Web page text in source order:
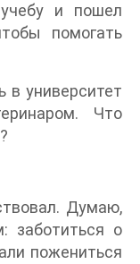
и пошел
помогать
в университет
Что
Думаю,
заботиться о
пожениться